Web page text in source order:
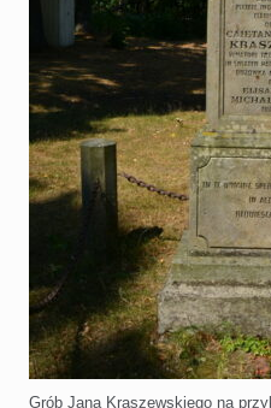
Grób Jana Kraszewskiego na